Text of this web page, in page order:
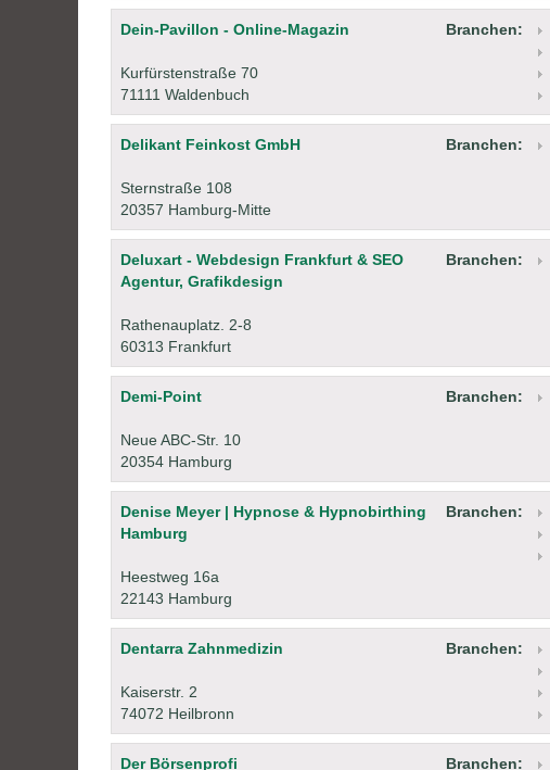
Dein-Pavillon - Online-Magazin
Kurfürstenstraße 70
71111 Waldenbuch
Branchen:
Delikant Feinkost GmbH
Sternstraße 108
20357 Hamburg-Mitte
Branchen:
Deluxart - Webdesign Frankfurt & SEO
Agentur, Grafikdesign
Rathenauplatz. 2-8
60313 Frankfurt
Branchen:
Demi-Point
Neue ABC-Str. 10
20354 Hamburg
Branchen:
Denise Meyer | Hypnose & Hypnobirthing
Hamburg
Heestweg 16a
22143 Hamburg
Branchen:
Dentarra Zahnmedizin
Kaiserstr. 2
74072 Heilbronn
Branchen:
Der Börsenprofi Branchen: